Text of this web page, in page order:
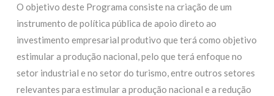
O objetivo deste Programa consiste na criação de um
instrumento de política pública de apoio direto ao
investimento empresarial produtivo que terá como objetivo
estimular a produção nacional, pelo que terá enfoque no
setor industrial e no setor do turismo, entre outros setores
relevantes para estimular a produção nacional e a redução